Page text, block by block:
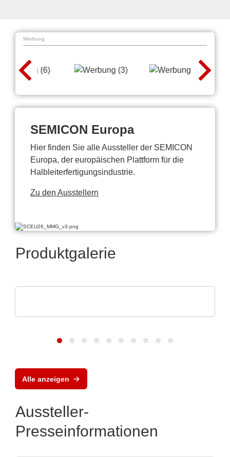
Werbung
SEMICON Europa
Hier finden Sie alle Aussteller der SEMICON
Europa, der europäischen Plattform für die
Halbleiterfertigungsindustrie.
Zu den Ausstellern
Produktgalerie
Alle anzeigen
Aussteller-
Presseinformationen